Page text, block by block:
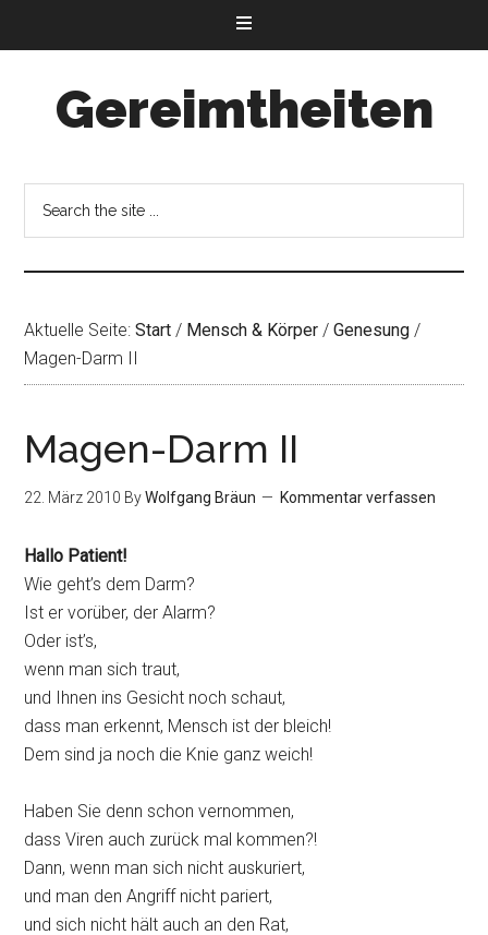
Gereimtheiten
Aktuelle Seite:Start / Mensch & Körper / Genesung /
Magen-Darm II
Magen-Darm II
22. März 2010 ByWolfgang Bräun Kommentar verfassen
Hallo Patient!
Wie geht’s dem Darm?
Ist er vorüber, der Alarm?
Oder ist’s,
wenn man sich traut,
und Ihnen ins Gesicht noch schaut,
dass man erkennt, Mensch ist der bleich!
Dem sind ja noch die Knie ganz weich!
Haben Sie denn schon vernommen,
dass Viren auch zurück mal kommen?!
Dann, wenn man sich nicht auskuriert,
und man den Angriff nicht pariert,
und sich nicht hält auch an den Rat,